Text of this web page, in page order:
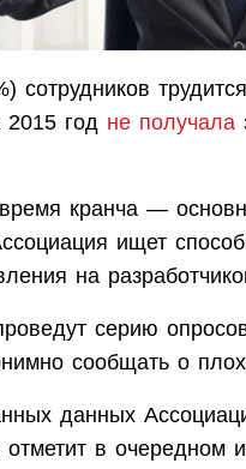
сотрудников
2015 год не получала
кранча —
ищет
на
серию
сообщать о
данных
отметит в очередном